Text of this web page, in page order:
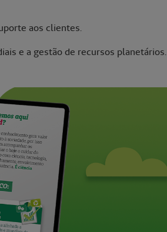
aos clientes.
e a gestão de recursos planetários.